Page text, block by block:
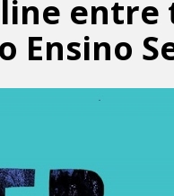
Ensino